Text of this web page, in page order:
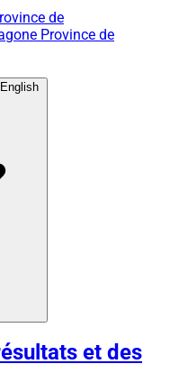
de
Province de
et des